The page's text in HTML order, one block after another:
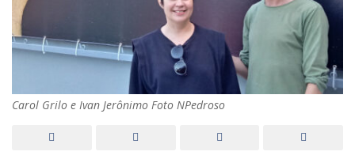
Carol Grilo e Ivan Jerônimo Foto NPedroso